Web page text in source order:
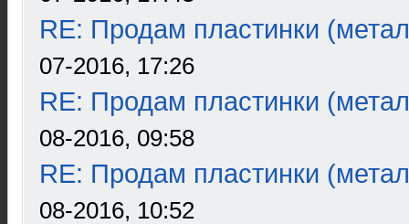
RE: Продам пластинки
07-2016, 17:26
RE: Продам пластинки
08-2016, 09:58
RE: Продам пластинки
08-2016, 10:52